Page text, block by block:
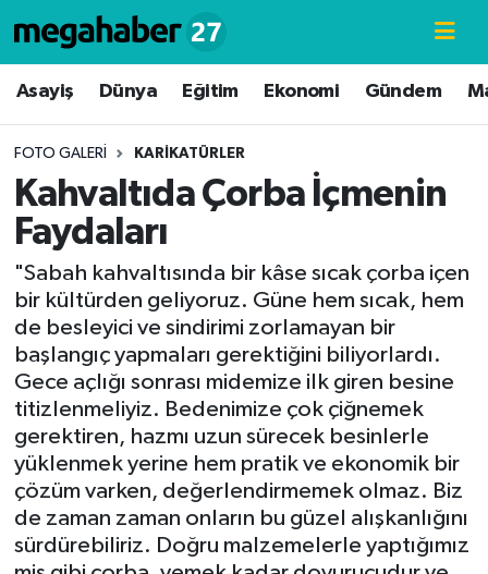
Asayiş Dünya Eğitim Ekonomi Gündem
FOTO GALERI KARİKATÜRLER
Kahvaltıda Çorba İçmenin
Faydaları
"Sabah kahvaltısında bir kâse sıcak çorba içen
bir kültürden geliyoruz. Güne hem sıcak, hem
de besleyici ve sindirimi zorlamayan bir
başlangıç yapmaları gerektiğini biliyorlardı.
Gece açlığı sonrası midemize ilk giren besine
titizlenmeliyiz. Bedenimize çok çiğnemek
gerektiren, hazmı uzun sürecek besinlerle
yüklenmek yerine hem pratik ve ekonomik bir
çözüm varken, değerlendirmemek olmaz. Biz
de zaman zaman onların bu güzel alışkanlığını
sürdürebiliriz. Doğru malzemelerle yaptığımız
Hava Durumu
Süper Lig Puan Durumu ve Fikstür
Tüm Manşetler
Son Dakika Haberleri
Haber Arşivi